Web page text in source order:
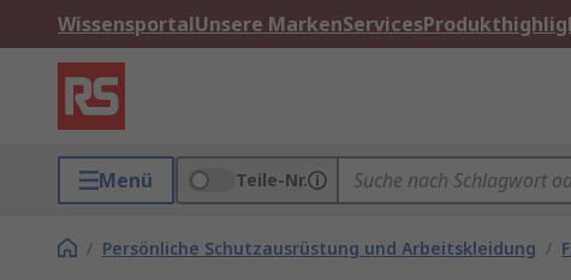
WissensportalUnsere MarkenServices
Menü Teile-Nr.
/ Persönliche Schutzausrüstung und Arbeitskleidung /